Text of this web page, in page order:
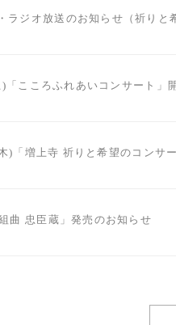
ラジオ放送のお知らせ（祈りと
「こころふれあいコンサート」
)「増上寺 祈りと希望のコンサ
曲 忠臣蔵」発売のお知らせ